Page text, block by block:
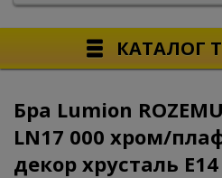
КАТАЛОГ
Бра Lumion
LN17 000 хром/
декор хрусталь